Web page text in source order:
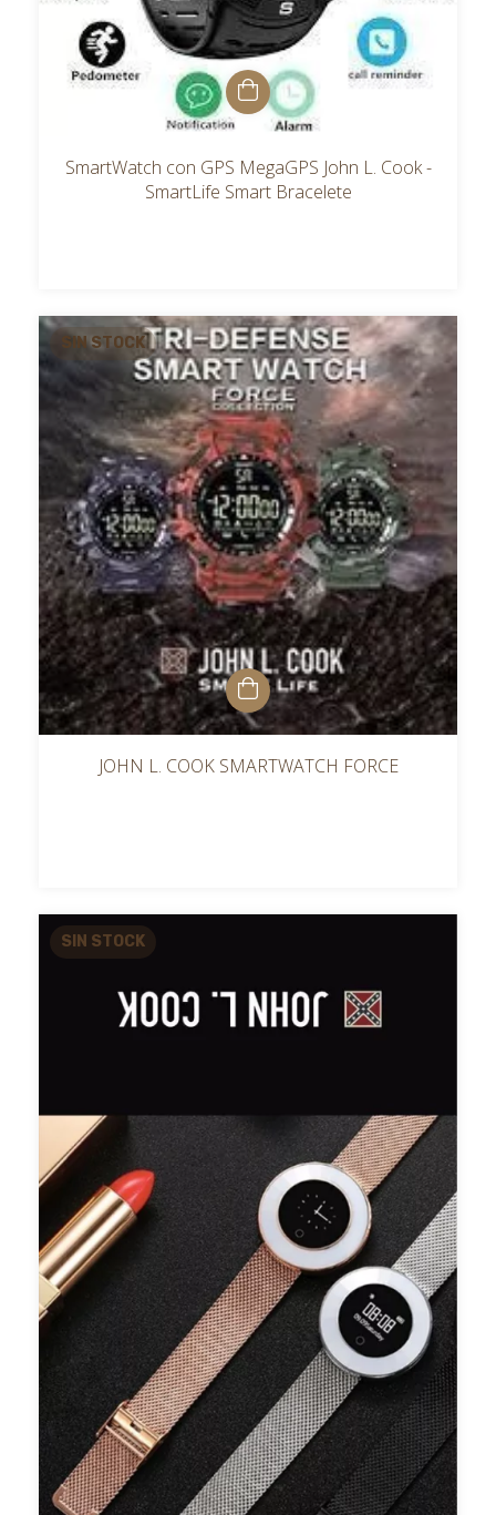
SmartWatch con GPS MegaGPS John L. Cook -
SmartLife Smart Bracelete
SIN STOCK
JOHN L. COOK SMARTWATCH FORCE
SIN STOCK